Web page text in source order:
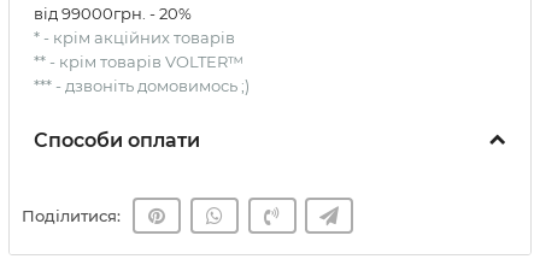
від 99000грн. - 20%
* - крім акційних товарів
** - крім товарів VOLTER™
*** - дзвоніть домовимось ;)
Способи оплати
Поділитися: